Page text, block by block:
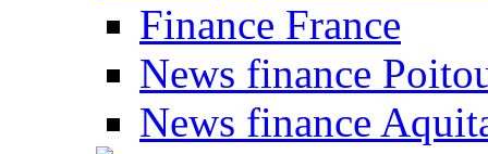
Finance France
News finance
News finance